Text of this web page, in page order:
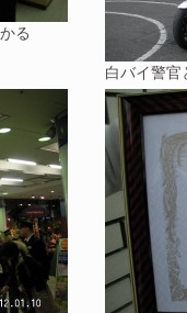
る
白バイ警官